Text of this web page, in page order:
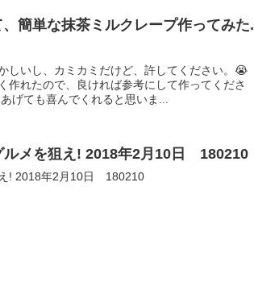
簡単な抹茶ミルクレープ作ってみた.
しいし、カミカミだけど、許してください。😭
作れたので、良ければ参考にして作ってくださ
げても喜んでくれると思いま...
メを狙え! 2018年2月10日 180210
! 2018年2月10日 180210